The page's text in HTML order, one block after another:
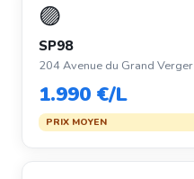
🟣
SP98
204 Avenue du Grand Verger
1.990 €/L
PRIX MOYEN